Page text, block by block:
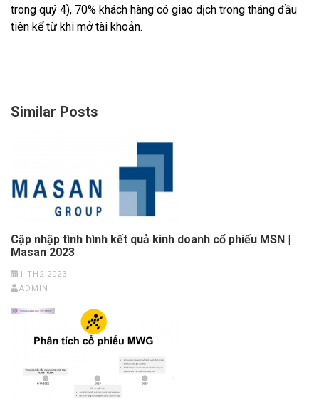
trong quý 4), 70% khách hàng có giao dịch trong tháng đầu
tiên kể từ khi mở tài khoản.
Similar Posts
Cập nhập tình hình kết quả kinh doanh cổ phiếu MSN |
Masan 2023
1 TH2 2023
ADMIN